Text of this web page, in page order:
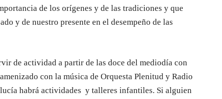
de los orígenes y de las tradiciones y que
y de nuestro presente en el desempeño de las
de actividad a partir de las doce del mediodía con
con la música de Orquesta Plenitud y Radio
habrá actividades y talleres infantiles. Si alguien